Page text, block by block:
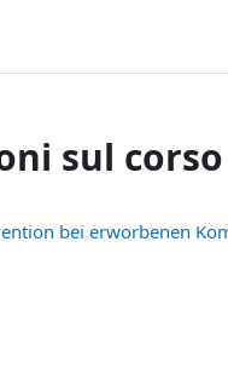
sul corso
bei erworbenen